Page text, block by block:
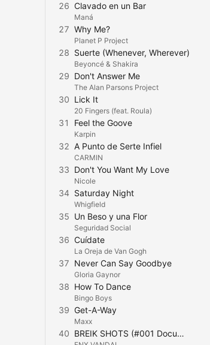
26 Clavado en un Bar
Maná
27 Why Me?
Planet P Project
28 Suerte (Whenever, Wherever)
Beyoncé & Shakira
29 Don't Answer Me
The Alan Parsons Project
30 Lick It
20 Fingers (feat. Roula)
31 Feel the Goove
Karpin
32 A Punto de Serte Infiel
CARMIN
33 Don't You Want My Love
Nicole
34 Saturday Night
Whigfield
35 Un Beso y una Flor
Seguridad Social
36 Cuídate
La Oreja de Van Gogh
37 Never Can Say Goodbye
Gloria Gaynor
38 How To Dance
Bingo Boys
39 Get-A-Way
Maxx
40 BREIK SHOTS (#001 Documentos sin titulo)